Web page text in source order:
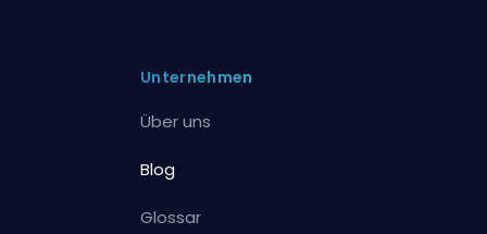
Unternehmen
Über uns
Blog
Glossar